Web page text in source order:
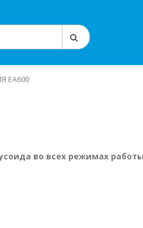
EA600
во всех режимах